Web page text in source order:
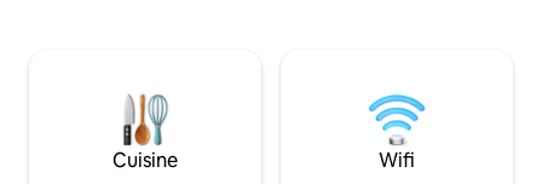
sentier de Bibbulmun, le Munda Biddi,
faites du paddle. Profitez du lever du
soleil depuis la véranda ou d'une
promenade au coucher du soleil dans les
l'extérieur est
en bois
pour plus de
seulement 3 km
Cuisine Wifi